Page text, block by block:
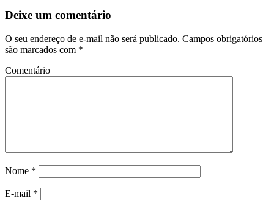
Deixe um comentário
O seu endereço de e-mail não será publicado. Campos obrigatórios
são marcados com *
Comentário
Nome *
E-mail *